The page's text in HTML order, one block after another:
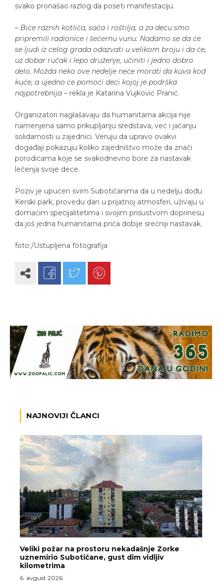
svako pronašao razlog da poseti manifestaciju.
– Biće raznih kotlića, sača i roštilja, a za decu smo
pripremili radionice i šećernu vunu. Nadamo se da će
se ljudi iz celog grada odazvati u velikom broju i da će,
uz dobar ručak i lepo druženje, učiniti i jedno dobro
delo. Možda neko ove nedelje neće morati da kuva kod
kuće, a ujedno će pomoći deci kojoj je podrška
najpotrebnija – rekla je Katarina Vujković Pranić.
Organizatori naglašavaju da humanitarna akcija nije
namenjena samo prikupljanju sredstava, već i jačanju
solidarnosti u zajednici. Veruju da upravo ovakvi
događaji pokazuju koliko zajedništvo može da znači
porodicama koje se svakodnevno bore za nastavak
lečenja svoje dece.
Poziv je upućen svim Subotičanima da u nedelju dođu
Kerski park, provedu dan u prijatnoj atmosferi, uživaju u
domaćim specijalitetima i svojim prisustvom doprinesu
da još jedna humanitarna priča dobije srećniji nastavak.
foto:/Ustupljena fotografija
NAJNOVIJI ČLANCI
Veliki požar na prostoru nekadašnje Zorke
uznemirio Subotičane, gust dim vidljiv
kilometrima
6. avgust 2026.